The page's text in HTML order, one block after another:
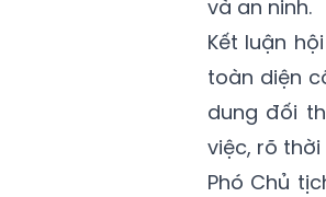
và an ninh.
Kết luận
toàn diện
dung đối
việc, rõ thời
Phó Chủ